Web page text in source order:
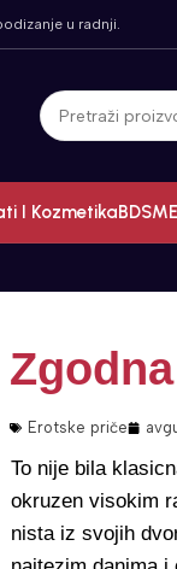
u radnji.
I KozmetikaBDSM
Erotske priče
To nije bila
okruzen visokim
nista iz svojih